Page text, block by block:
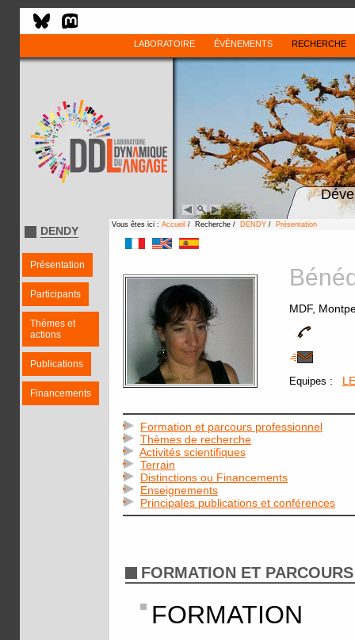
LABORATOIRE ÉVÈNEMENTS RECHERCHE
DENDY
Présentation
Participants
Thèmes et
actions
Publications
Financements
Vous êtes ici : Accueil / Recherche / DENDY / Présentation
MDF,
Equipes :
Formation et parcours professionnel
Thèmes de recherche
Activités scientifiques
Terrain
Distinctions ou Financements
Enseignements
Principales publications et conférences
FORMATION ET
FORMATION